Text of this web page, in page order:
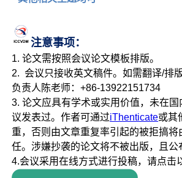
注意事项：
1. 论文需按照会议论文模板排版。
2. 会议只接收英文稿件。如需翻译/排
负责人陈老师：+86-13922151734
3. 论文应具有学术或实用价值，未在
议发表过。作者可通过iThenticate或其
重，否则由文章重复率引起的被拒搞将
任。涉嫌抄袭的论文将不被出版，且公
4.会议采用在线方式进行投稿，请点击